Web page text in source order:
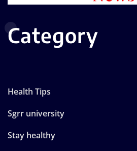
Category
Health Tips
Sgrr university
Stay healthy